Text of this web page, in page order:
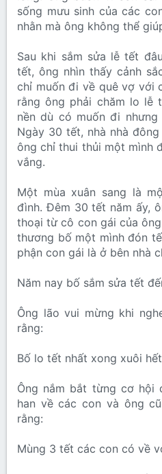
sống mưu sinh của các
nhằn mà ông không thể
Sau khi sắm sửa lễ tết
tết, ông nhìn thấy cảnh
chỉ muốn đi về quê vợ với
rằng ông phải chăm lo lễ
nền dù có muốn đi
Ngày 30 tết, nhà nhà
ông chỉ thui thủi một mình
vắng.
Một mùa xuân sang là
đình. Đêm 30 tết năm ấy,
thoại từ cô con gái của
thương bố một mình đón
phận con gái là ở bên nhà
Năm nay bố sắm sửa tết
Ông lão vui mừng khi
rằng:
Bố lo tết nhất xong xuôi
Ông nắm bắt từng cơ hội
han về các con và ông
rằng:
Mùng 3 tết các con có về